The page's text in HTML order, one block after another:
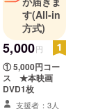
ビリ後、完
治。
その後、
アート活動
を始める。
東京の国立
新美術館で
す(All-in
方式)
5,000円
① 5,000円コー
ス ★本映画
DVD1枚
支援者：3人